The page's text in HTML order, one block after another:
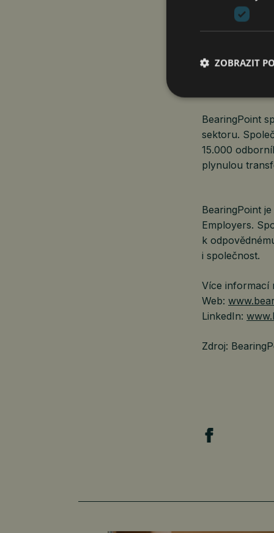
a
Arcwide,
technologií
BearingPoint
sektoru.
15.000
plynulou
BearingPoint
Employers.
k
i společnost.
Více informací
Web:
LinkedIn:
Zdroj:
ZOBRAZIT